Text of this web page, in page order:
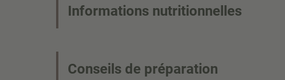
Informations nutritionnelles
Conseils de préparation